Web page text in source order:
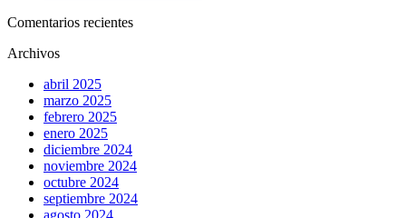
Comentarios recientes
Archivos
abril 2025
marzo 2025
febrero 2025
enero 2025
diciembre 2024
noviembre 2024
octubre 2024
septiembre 2024
agosto 2024